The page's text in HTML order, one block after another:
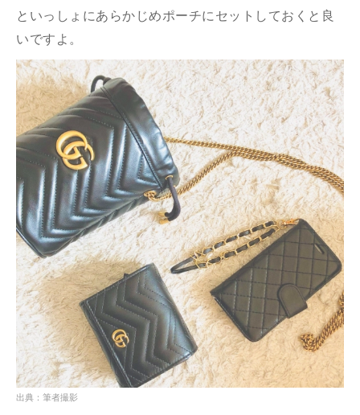
といっしょにあらかじめポーチにセットしておくと良
いですよ。
出典：筆者撮影